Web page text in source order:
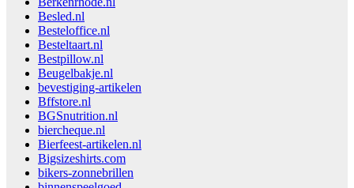
Besled.nl
Besteloffice.nl
Besteltaart.nl
Bestpillow.nl
Beugelbakje.nl
bevestiging-artikelen
Bffstore.nl
BGSnutrition.nl
biercheque.nl
Bierfeest-artikelen.nl
Bigsizeshirts.com
bikers-zonnebrillen